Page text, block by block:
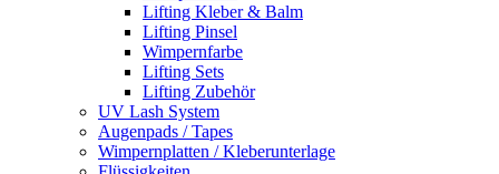
Lifting Kleber & Balm
Lifting Pinsel
Wimpernfarbe
Lifting Sets
Lifting Zubehör
UV Lash System
Augenpads / Tapes
Wimpernplatten / Kleberunterlage